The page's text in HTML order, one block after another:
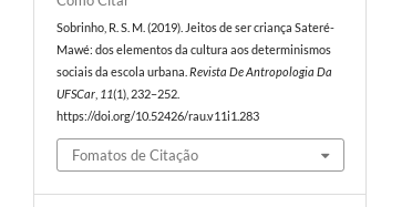
Sobrinho, R. S. M. (2019). Jeitos de ser criança Sateré-
Mawé: dos elementos da cultura aos determinismos
sociais da escola urbana.Revista De Antropologia Da
UFSCar 11(1), 232–252.
https://doi.org/10.52426/rau.v11i1.283
Fomatos de Citação